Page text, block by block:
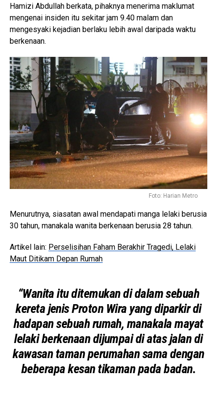
Hamizi Abdullah berkata, pihaknya menerima maklumat
mengenai insiden itu sekitar jam 9.40 malam dan
mengesyaki kejadian berlaku lebih awal daripada waktu
berkenaan.
Foto: Harian Metro
Menurutnya, siasatan awal mendapati manga lelaki berusia
30 tahun, manakala wanita berkenaan berusia 28 tahun.
Artikel lain: Perselisihan Faham Berakhir Tragedi, Lelaki
Maut Ditikam Depan Rumah
“Wanita itu ditemukan di dalam sebuah
kereta jenis Proton Wira yang diparkir di
hadapan sebuah rumah, manakala mayat
lelaki berkenaan dijumpai di atas jalan di
kawasan taman perumahan sama dengan
beberapa kesan tikaman pada badan.